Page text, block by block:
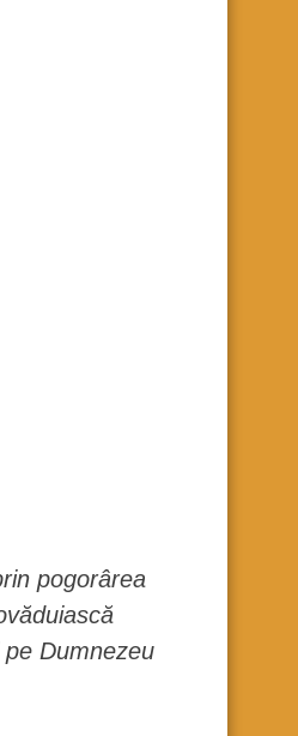
pogorârea
Dumnezeu